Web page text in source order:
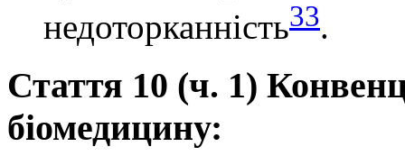
недоторканність33.
Стаття 10 (ч. 1)
біомедицину: